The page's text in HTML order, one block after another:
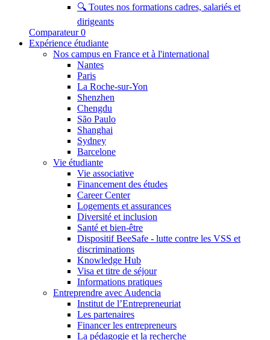
🔍 Toutes nos formations cadres, salariés et
dirigeants
Comparateur 0
Expérience étudiante
Nos campus en France et à l'international
Nantes
Paris
La Roche-sur-Yon
Shenzhen
Chengdu
São Paulo
Shanghai
Sydney
Barcelone
Vie étudiante
Vie associative
Financement des études
Career Center
Logements et assurances
Diversité et inclusion
Santé et bien-être
Dispositif BeeSafe - lutte contre les VSS et
discriminations
Knowledge Hub
Visa et titre de séjour
Informations pratiques
Entreprendre avec Audencia
Institut de l’Entrepreneuriat
Les partenaires
Financer les entrepreneurs
La pédagogie et la recherche